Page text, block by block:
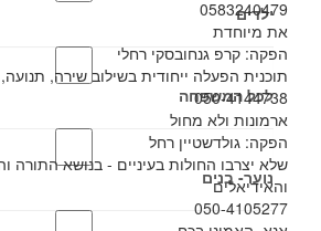
ילדים
לכל המשפחה
נוער- בנים
0583240479
את מיוחדת
הפקה: קרפ גנחובסקי רחלי
תוכנית הפעלה ייחודית בשילוב שירה,
050-4144738
ארמונות ולא מחול
הפקה: גולדשטיין רחל
שלא יצרבו החולות בעיניים - בנושא התורה
והאידיאלים
050-4105277